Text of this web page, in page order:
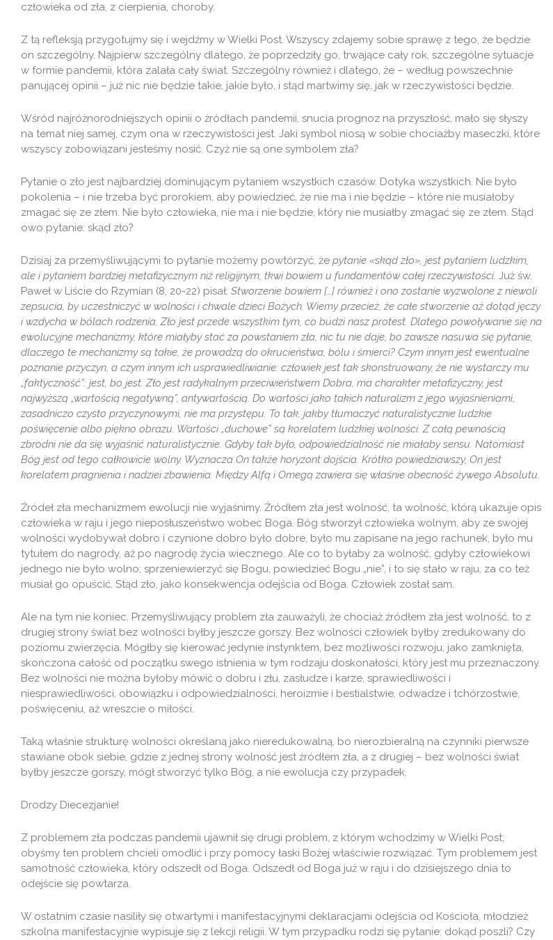
człowieka od zła, z cierpienia, choroby.
Z tą refleksją przygotujmy się i wejdźmy w Wielki Post. Wszyscy zdajemy sobie sprawę z tego, że będzie
on szczególny. Najpierw szczególny dlatego, że poprzedziły go, trwające cały rok, szczególne sytuacje
w formie pandemii, która zalała cały świat. Szczególny również i dlatego, że – według powszechnie
panującej opinii – już nic nie będzie takie, jakie było, i stąd martwimy się, jak w rzeczywistości będzie.
Wśród najróżnorodniejszych opinii o źródłach pandemii, snucia prognoz na przyszłość, mało się słyszy
na temat niej samej, czym ona w rzeczywistości jest. Jaki symbol niosą w sobie chociażby maseczki, które
wszyscy zobowiązani jesteśmy nosić. Czyż nie są one symbolem zła?
Pytanie o zło jest najbardziej dominującym pytaniem wszystkich czasów. Dotyka wszystkich. Nie było
pokolenia – i nie trzeba być prorokiem, aby powiedzieć, że nie ma i nie będzie – które nie musiałoby
zmagać się ze złem. Nie było człowieka, nie ma i nie będzie, który nie musiałby zmagać się ze złem. Stąd
owo pytanie: skąd zło?
Dzisiaj za przemyśliwującymi to pytanie możemy powtórzyć, że pytanie «skąd zło», jest pytaniem ludzkim,
ale i pytaniem bardziej metafizycznym niż religijnym, tkwi bowiem u fundamentów całej rzeczywistości. Już św.
Paweł w Liście do Rzymian (8, 20-22) pisał: Stworzenie bowiem […] również i ono zostanie wyzwolone z niewoli
zepsucia, by uczestniczyć w wolności i chwale dzieci Bożych. Wiemy przecież, że całe stworzenie aż dotąd jęczy
i wzdycha w bólach rodzenia. Zło jest przede wszystkim tym, co budzi nasz protest. Dlatego powoływanie się na
ewolucyjne mechanizmy, które miałyby stać za powstaniem zła, nic tu nie daje, bo zawsze nasuwa się pytanie,
dlaczego te mechanizmy są takie, że prowadzą do okrucieństwa, bólu i śmierci? Czym innym jest ewentualne
poznanie przyczyn, a czym innym ich usprawiedliwianie: człowiek jest tak skonstruowany, że nie wystarczy mu
„faktyczność”: jest, bo jest. Zło jest radykalnym przeciwieństwem Dobra, ma charakter metafizyczny, jest
najwyższą „wartością negatywną”, antywartością. Do wartości jako takich naturalizm z jego wyjaśnieniami,
zasadniczo czysto przyczynowymi, nie ma przystępu. To tak, jakby tłumaczyć naturalistycznie ludzkie
poświęcenie albo piękno obrazu. Wartości „duchowe” są korelatem ludzkiej wolności. Z całą pewnością
zbrodni nie da się wyjaśnić naturalistycznie. Gdyby tak było, odpowiedzialność nie miałaby sensu. Natomiast
Bóg jest od tego całkowicie wolny. Wyznacza On także horyzont dojścia. Krótko powiedziawszy, On jest
korelatem pragnienia i nadziei zbawienia. Między Alfą i Omegą zawiera się właśnie obecność żywego Absolutu.
Źródeł zła mechanizmem ewolucji nie wyjaśnimy. Źródłem zła jest wolność, ta wolność, którą ukazuje opis
człowieka w raju i jego nieposłuszeństwo wobec Boga. Bóg stworzył człowieka wolnym, aby ze swojej
wolności wydobywał dobro i czynione dobro było dobre, było mu zapisane na jego rachunek, było mu
tytułem do nagrody, aż po nagrodę życia wiecznego. Ale co to byłaby za wolność, gdyby człowiekowi
jednego nie było wolno; sprzeniewierzyć się Bogu, powiedzieć Bogu „nie”, i to się stało w raju, za co też
musiał go opuścić. Stąd zło, jako konsekwencja odejścia od Boga. Człowiek został sam.
Ale na tym nie koniec. Przemyśliwujący problem zła zauważyli, że chociaż źródłem zła jest wolność, to z
drugiej strony świat bez wolności byłby jeszcze gorszy. Bez wolności człowiek byłby zredukowany do
poziomu zwierzęcia. Mógłby się kierować jedynie instynktem, bez możliwości rozwoju, jako zamknięta,
skończona całość od początku swego istnienia w tym rodzaju doskonałości, który jest mu przeznaczony.
Bez wolności nie można byłoby mówić o dobru i złu, zasłudze i karze, sprawiedliwości i
niesprawiedliwości, obowiązku i odpowiedzialności, heroizmie i bestialstwie, odwadze i tchórzostwie,
poświęceniu, aż wreszcie o miłości.
Taką właśnie strukturę wolności określaną jako nieredukowalną, bo nierozbieralną na czynniki pierwsze
stawiane obok siebie, gdzie z jednej strony wolność jest źródłem zła, a z drugiej – bez wolności świat
byłby jeszcze gorszy, mógł stworzyć tylko Bóg, a nie ewolucja czy przypadek.
Drodzy Diecezjanie!
Z problemem zła podczas pandemii ujawnił się drugi problem, z którym wchodzimy w Wielki Post;
obyśmy ten problem chcieli omodlić i przy pomocy łaski Bożej właściwie rozwiązać. Tym problemem jest
samotność człowieka, który odszedł od Boga. Odszedł od Boga już w raju i do dzisiejszego dnia to
odejście się powtarza.
W ostatnim czasie nasiliły się otwartymi i manifestacyjnymi deklaracjami odejścia od Kościoła, młodzież
szkolna manifestacyjnie wypisuje się z lekcji religii. W tym przypadku rodzi się pytanie: dokąd poszli? Czy